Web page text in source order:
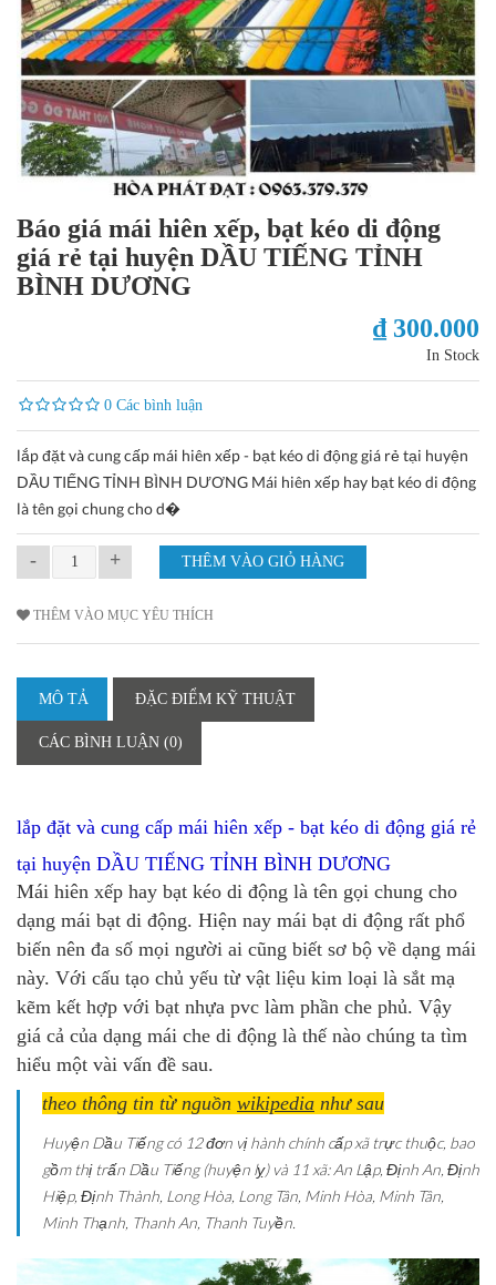
Báo giá mái hiên xếp, bạt kéo di động
giá rẻ tại huyện DẦU TIẾNG TỈNH
BÌNH DƯƠNG
₫ 300.000
In Stock
0 Các bình luận
lắp đặt và cung cấp mái hiên xếp - bạt kéo di động giá rẻ tại huyện
DẦU TIẾNG TỈNH BÌNH DƯƠNG Mái hiên xếp hay bạt kéo di động
là tên gọi chung cho d�
- +
THÊM VÀO MỤC YÊU THÍCH
MÔ TẢ ĐẶC ĐIỂM KỸ THUẬT
CÁC BÌNH LUẬN (0)
lắp đặt và cung cấp mái hiên xếp - bạt kéo di động giá rẻ
tại huyện DẦU TIẾNG TỈNH BÌNH DƯƠNG
Mái hiên xếp hay bạt kéo di động là tên gọi chung cho
dạng mái bạt di động. Hiện nay mái bạt di động rất phổ
biến nên đa số mọi người ai cũng biết sơ bộ về dạng mái
này. Với cấu tạo chủ yếu từ vật liệu kim loại là sắt mạ
kẽm kết hợp với bạt nhựa pvc làm phần che phủ. Vậy
giá cả của dạng mái che di động là thế nào chúng ta tìm
hiểu một vài vấn đề sau.
theo thông tin từ nguồn wikipedia như sau
Huyện Dầu Tiếng có 12 đơn vị hành chính cấp xã trực thuộc, bao
gồm thị trấn Dầu Tiếng (huyện lỵ) và 11 xã: An Lập, Định An, Định
Hiệp, Định Thành, Long Hòa, Long Tân, Minh Hòa, Minh Tân,
Minh Thạnh, Thanh An, Thanh Tuyền.